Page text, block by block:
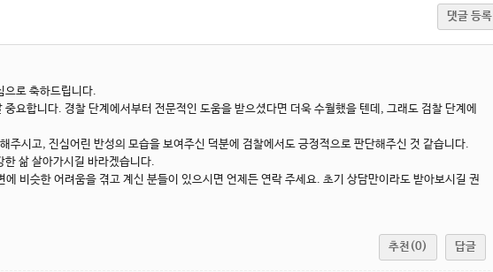
댓글 등록
으로 축하드립니다.
요합니다. 경찰 단계에서부터 전문적인 도움을 받으셨다면 더욱 수월했을 텐데, 그래도 검찰 단계에
주시고, 진심어린 반성의 모습을 보여주신 덕분에 검찰에서도 긍정적으로 판단해주신 것 같습니다.
삶 살아가시길 바라겠습니다.
비슷한 어려움을 겪고 계신 분들이 있으시면 언제든 연락 주세요. 초기 상담만이라도 받아보시길 권
추천(0) 답글